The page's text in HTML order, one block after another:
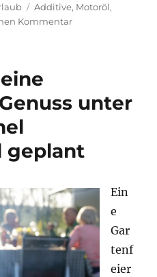
Schlagwörter
Additive, Motoröl,
Kommentarzu
Der
für
und
Fahrzeugpflege
unter
geplant
Ein
e
Gar
tenf
eier